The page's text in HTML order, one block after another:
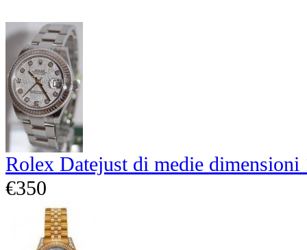
Rolex Datejust di medie dimensioni
€350